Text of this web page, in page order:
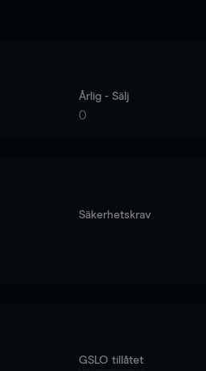
Årlig - Sälj
0
Säkerhetskrav
GSLO tillåtet